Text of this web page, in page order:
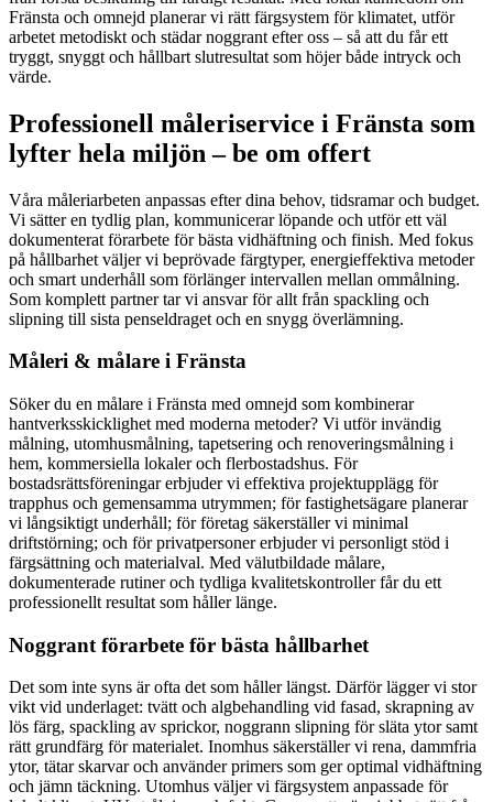
Fränsta och omnejd planerar vi rätt färgsystem för klimatet, utför
arbetet metodiskt och städar noggrant efter oss – så att du får ett
tryggt, snyggt och hållbart slutresultat som höjer både intryck och
värde.
Professionell måleriservice i Fränsta som
lyfter hela miljön – be om offert
Våra måleriarbeten anpassas efter dina behov, tidsramar och budget.
Vi sätter en tydlig plan, kommunicerar löpande och utför ett väl
dokumenterat förarbete för bästa vidhäftning och finish. Med fokus
på hållbarhet väljer vi beprövade färgtyper, energieffektiva metoder
och smart underhåll som förlänger intervallen mellan ommålning.
Som komplett partner tar vi ansvar för allt från spackling och
slipning till sista penseldraget och en snygg överlämning.
Måleri & målare i Fränsta
Söker du en målare i Fränsta med omnejd som kombinerar
hantverksskicklighet med moderna metoder? Vi utför invändig
målning, utomhusmålning, tapetsering och renoveringsmålning i
hem, kommersiella lokaler och flerbostadshus. För
bostadsrättsföreningar erbjuder vi effektiva projektupplägg för
trapphus och gemensamma utrymmen; för fastighetsägare planerar
vi långsiktigt underhåll; för företag säkerställer vi minimal
driftstörning; och för privatpersoner erbjuder vi personligt stöd i
färgsättning och materialval. Med välutbildade målare,
dokumenterade rutiner och tydliga kvalitetskontroller får du ett
professionellt resultat som håller länge.
Noggrant förarbete för bästa hållbarhet
Det som inte syns är ofta det som håller längst. Därför lägger vi stor
vikt vid underlaget: tvätt och algbehandling vid fasad, skrapning av
lös färg, spackling av sprickor, noggrann slipning för släta ytor samt
rätt grundfärg för materialet. Inomhus säkerställer vi rena, dammfria
ytor, tätar skarvar och använder primers som ger optimal vidhäftning
och jämn täckning. Utomhus väljer vi färgsystem anpassade för